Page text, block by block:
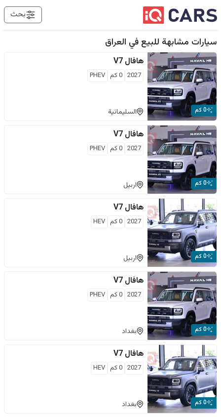
بحث
سيارات مشابهة للبيع في العراق
0 كم
هافال V7
2027
0كم PHEV
السليمانية
0 كم
هافال V7
2027
0كم PHEV
اربيل
0 كم
هافال V7
2027
0كم HEV
اربيل
0 كم
هافال V7
2027
0كم PHEV
بغداد
0 كم
هافال V7
2027
0كم HEV
بغداد